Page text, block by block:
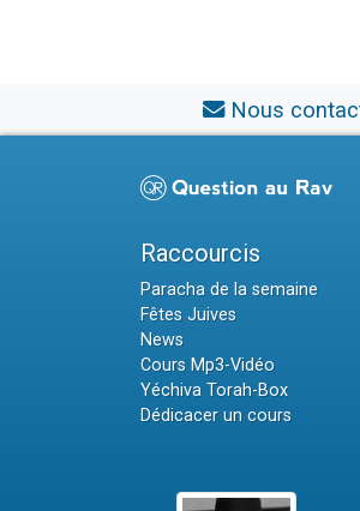
Nous
Raccourcis
Paracha de la semaine
Fêtes Juives
News
Cours Mp3-Vidéo
Yéchiva Torah-Box
Dédicacer un cours